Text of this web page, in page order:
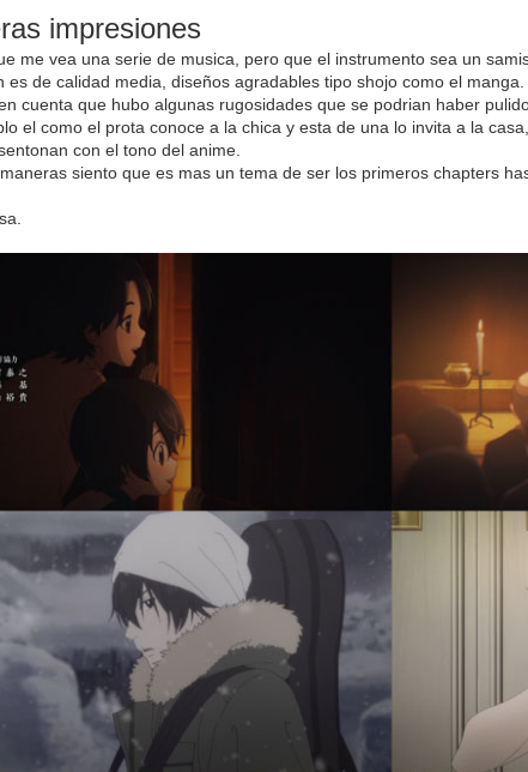
impresiones
me vea una serie de musica, pero que el instrumento sea un
es de calidad media, diseños agradables tipo shojo como el
cuenta que hubo algunas rugosidades que se podrian haber
el como el prota conoce a la chica y esta de una lo invita a la
con el tono del anime.
siento que es mas un tema de ser los primeros chapters